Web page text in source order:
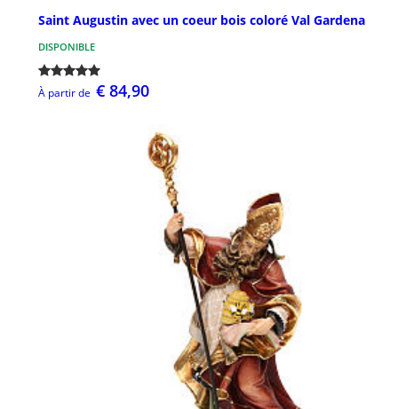
Saint Augustin avec un coeur bois coloré Val Gardena
DISPONIBLE
À partir de € 84,90